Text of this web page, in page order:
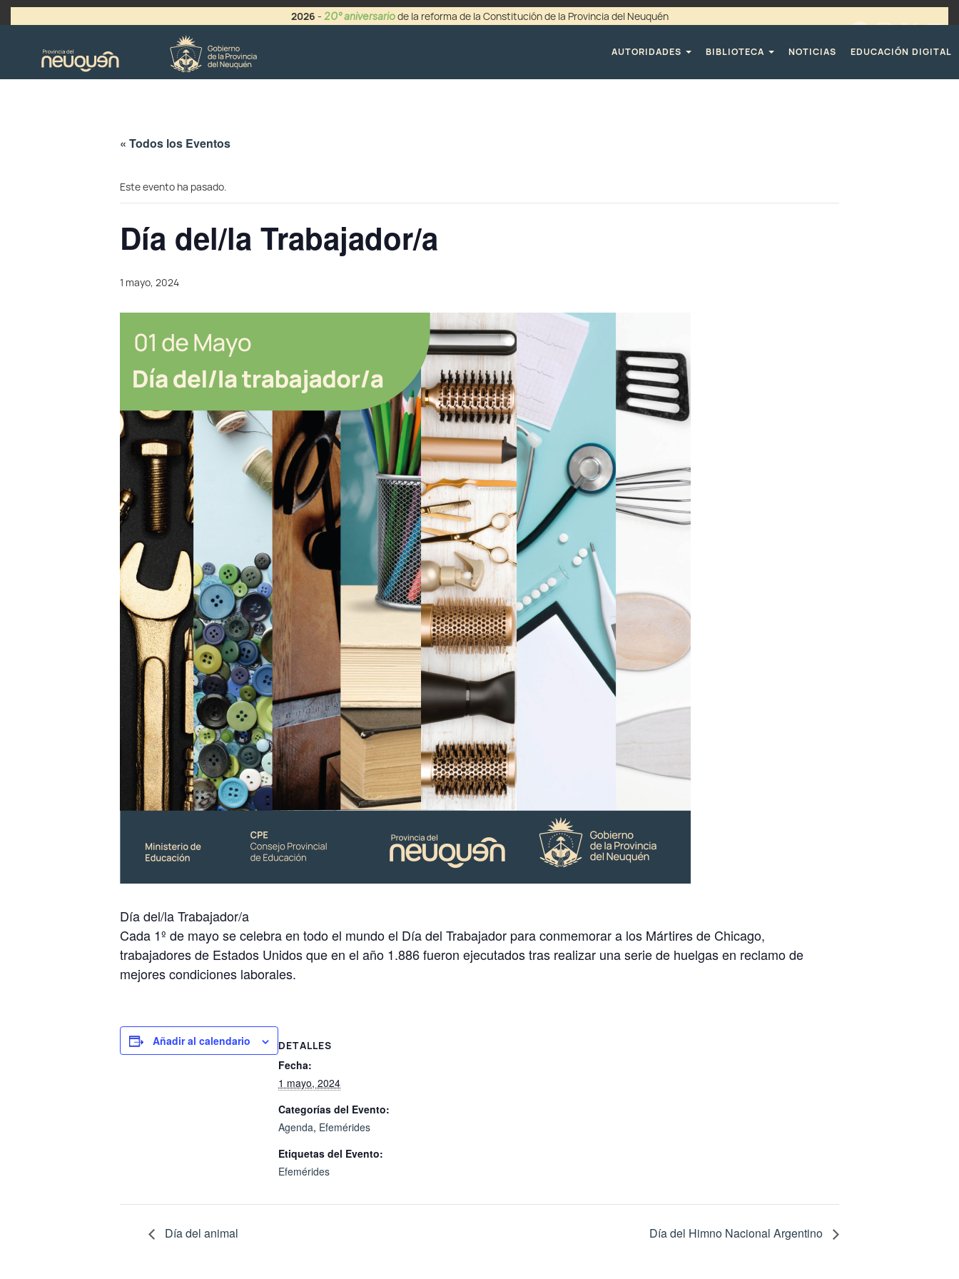
2026 - 20° aniversariode la reforma de la Constitución de la Provincia del Neuquén
AUTORIDADES
BIBLIOTECA NOTICIAS EDUCACIÓN DIGITAL
« Todos los Eventos
Este evento ha pasado.
Día del/la Trabajador/a
1 mayo, 2024
Día del/la Trabajador/a
Cada 1º de mayo se celebra en todo el mundo el Día del Trabajador para conmemorar a los Mártires de Chicago,
trabajadores de Estados Unidos que en el año 1.886 fueron ejecutados tras realizar una serie de huelgas en reclamo de
mejores condiciones laborales.
Añadir al calendario DETALLES
Fecha:
1 mayo, 2024
Categorías del Evento:
Agenda, Efemérides
Etiquetas del Evento:
Efemérides
Día del animal Día del Himno Nacional Argentino